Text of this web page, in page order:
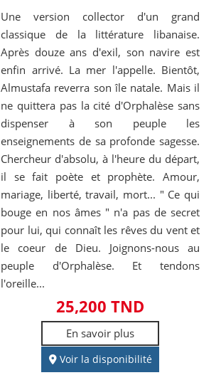
Une version collector d'un grand
classique de la littérature libanaise.
Après douze ans d'exil, son navire est
enfin arrivé. La mer l'appelle. Bientôt,
Almustafa reverra son île natale. Mais il
ne quittera pas la cité d'Orphalèse sans
dispenser à son peuple les
enseignements de sa profonde sagesse.
Chercheur d'absolu, à l'heure du départ,
il se fait poète et prophète. Amour,
mariage, liberté, travail, mort... " Ce qui
bouge en nos âmes " n'a pas de secret
pour lui, qui connaît les rêves du vent et
le coeur de Dieu. Joignons-nous au
peuple d'Orphalèse. Et tendons
l'oreille...
25,200 TND
En savoir plus
Voir la disponibilité